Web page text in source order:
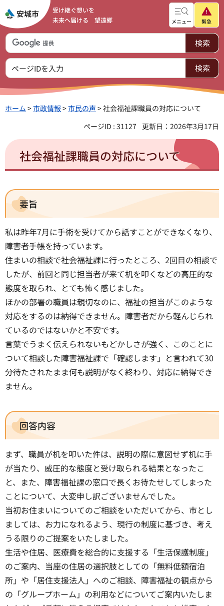
受け継ぐ想いを
未来へ届ける 望遠郷
メニュー 緊急
ホーム >市政情報 >市民の声 > 社会福祉課職員の対応について
ページID : 31127
更新日：2026年3月17日
社会福祉課職員の対応について
要旨
私は昨年7月に手術を受けてから話すことができなくなり、
障害者手帳を持っています。
住まいの相談で社会福祉課に行ったところ、2回目の相談で
したが、前回と同じ担当者が来て机を叩くなどの高圧的な
態度を取られ、とても怖く感じました。
ほかの部署の職員は親切なのに、福祉の担当がこのような
対応をするのは納得できません。障害者だから軽んじられ
ているのではないかと不安です。
言葉でうまく伝えられないもどかしさが強く、このことに
ついて相談した障害福祉課で「確認します」と言われて30
分待たされたまま何も説明がなく終わり、対応に納得でき
ません。
回答内容
まず、職員が机を叩いた件は、説明の際に意図せず机に手
が当たり、威圧的な態度と受け取られる結果となったこ
と、また、障害福祉課の窓口で長くお待たせしてしまった
ことについて、大変申し訳ございませんでした。
当初お住まいについてのご相談をいただいてから、市とし
ましては、お力になれるよう、現行の制度に基づき、考え
うる限りのご提案をいたしました。
生活や住居、医療費を総合的に支援する「生活保護制度」
のご案内、当座の住居の選択肢としての「無料低額宿泊
所」や「居住支援法人」へのご相談、障害福祉の観点から
の「グループホーム」の利用などについてご案内いたしま